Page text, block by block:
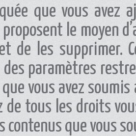
que vous avez
le moyen
de les supprimer.
des paramètres
vous avez
de tous les droits
contenus que vous